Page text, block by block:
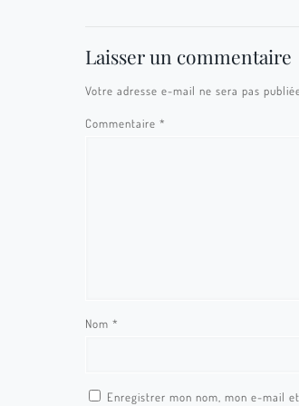
Laisser un commentaire
Votre adresse e-mail ne sera pas
Commentaire *
Nom *
Enregistrer mon nom, mon e-mail